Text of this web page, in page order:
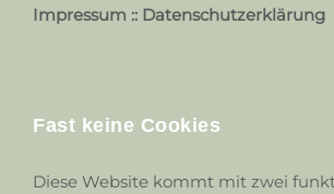
Impressum :: Datenschutzerklärung
Fast keine Cookies
Diese Website kommt mit zwei